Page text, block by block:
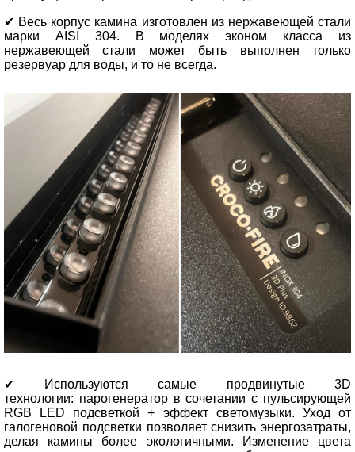
✔ Весь корпус камина изготовлен из нержавеющей стали
марки AISI 304. В моделях эконом класса из
нержавеющей стали может быть выполнен только
резервуар для воды, и то не всегда.
✔ Используются самые продвинутые3D
технологии: парогенератор в сочетании с пульсирующей
RGB LED подсветкой + эффект светомузыки. Уход от
галогеновой подсветки позволяет снизить энергозатраты,
делая камины более экологичными. Изменение цвета